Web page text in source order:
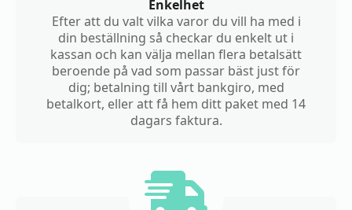
Enkelhet
Efter att du valt vilka varor du vill ha med i
din beställning så checkar du enkelt ut i
kassan och kan välja mellan flera betalsätt
beroende på vad som passar bäst just för
dig; betalning till vårt bankgiro, med
betalkort, eller att få hem ditt paket med 14
dagars faktura.